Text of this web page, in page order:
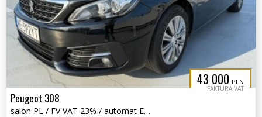
43 000 PLN
FAKTURA VAT
Peugeot 308
salon PL / FV VAT 23% / automat EAT8 / panorama / gwarancja 12 mcy